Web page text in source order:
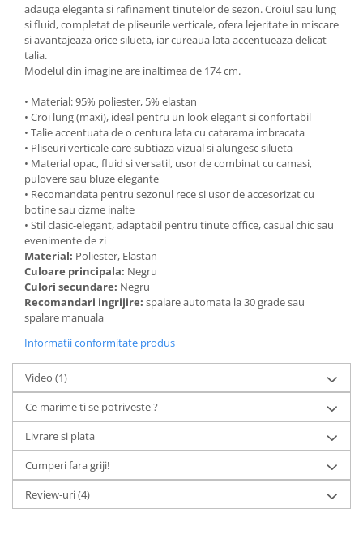
adauga eleganta si rafinament tinutelor de sezon. Croiul sau lung
si fluid, completat de pliseurile verticale, ofera lejeritate in miscare
si avantajeaza orice silueta, iar cureaua lata accentueaza delicat
talia.
Modelul din imagine are inaltimea de 174 cm.
• Material: 95% poliester, 5% elastan
• Croi lung (maxi), ideal pentru un look elegant si confortabil
• Talie accentuata de o centura lata cu catarama imbracata
• Pliseuri verticale care subtiaza vizual si alungesc silueta
• Material opac, fluid si versatil, usor de combinat cu camasi,
pulovere sau bluze elegante
• Recomandata pentru sezonul rece si usor de accesorizat cu
botine sau cizme inalte
• Stil clasic-elegant, adaptabil pentru tinute office, casual chic sau
evenimente de zi
Material: Poliester, Elastan
Culoare principala: Negru
Culori secundare: Negru
Recomandari ingrijire: spalare automata la 30 grade sau
spalare manuala
Informatii conformitate produs
Video (1)
Ce marime ti se potriveste ?
Livrare si plata
Cumperi fara griji!
Review-uri(4)